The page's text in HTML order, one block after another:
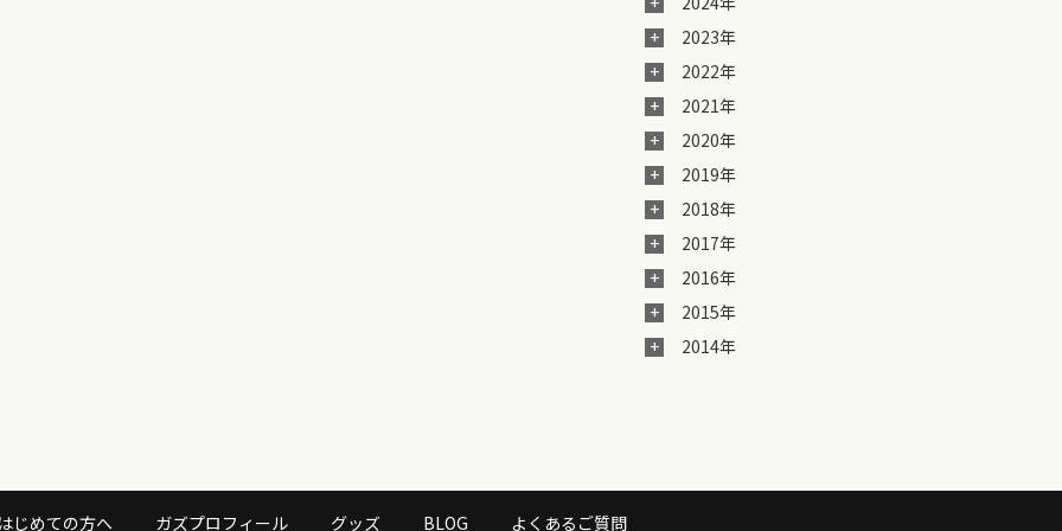
2023年
2022年
2021年
2020年
2019年
2018年
2017年
2016年
2015年
2014年
じめての方へ ガズプロフィール グッズ BLOG よくあるご質問